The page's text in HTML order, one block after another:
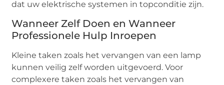
dat uw elektrische systemen in topconditie zijn.
Wanneer Zelf Doen en Wanneer
Professionele Hulp Inroepen
Kleine taken zoals het vervangen van een lamp
kunnen veilig zelf worden uitgevoerd. Voor
complexere taken zoals het vervangen van